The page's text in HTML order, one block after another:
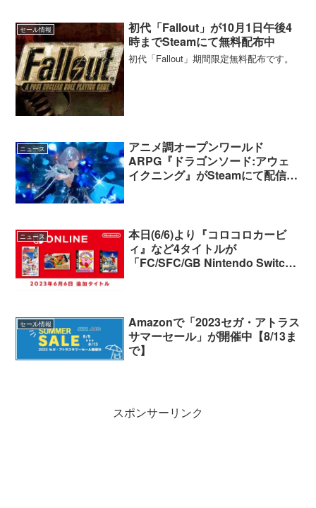
セール情報
初代「Fallout」が10月1日午後4
時までSteamにて無料配布中
初代「Fallout」期間限定無料配布です。
ニュース
アニメ調オープンワールド
ARPG『ドラゴンソード:アウェ
イクニング』がSteamにて配信開
ニュース
本日(6/6)より『コロコロカービ
ィ』など4タイトルが
「FC/SFC/GB Nintendo Switch
セール情報
Amazonで「2023セガ・アトラス
サマーセール」が開催中【8/13ま
で】
スポンサーリンク